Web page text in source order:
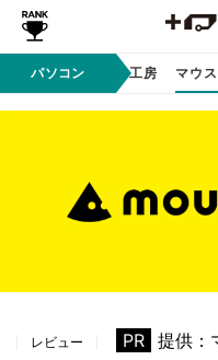
パソコンパソコン工房 マウ
レビュー PR 提供：